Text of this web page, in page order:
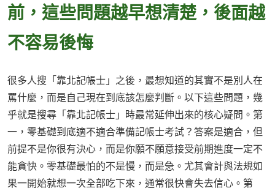
前，這些問題越早想清楚，後面越
不容易後悔
很多人搜「靠北記帳士」之後，最想知道的其實不是別人在
罵什麼，而是自己現在到底該怎麼判斷。以下這些問題，幾
乎就是搜尋「靠北記帳士」時最常延伸出來的核心疑問。第
一，零基礎到底適不適合準備記帳士考試？答案是適合，但
前提不是你很有決心，而是你願不願意接受前期進度一定不
能貪快。零基礎最怕的不是慢，而是急。尤其會計與法規如
果一開始就想一次全部吃下來，通常很快會失去信心。第